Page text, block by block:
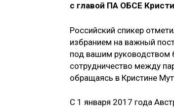
с главой ПА ОБСЕ
Российский спикер
избранием на важный
под вашим руководством
сотрудничество между
обращаясь в Кристине
С 1 января 2017 года